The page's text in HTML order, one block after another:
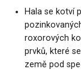
Hala se kotví
roxorových
prvků, které
země pod